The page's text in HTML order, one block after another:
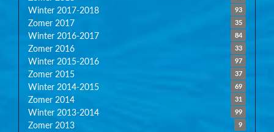
93
Winter 2017-2018
35
Zomer 2017
84
Winter 2016-2017
33
Zomer 2016
97
Winter 2015-2016
37
Zomer 2015
69
Winter 2014-2015
31
Zomer 2014
99
Winter 2013-2014
9
Zomer 2013